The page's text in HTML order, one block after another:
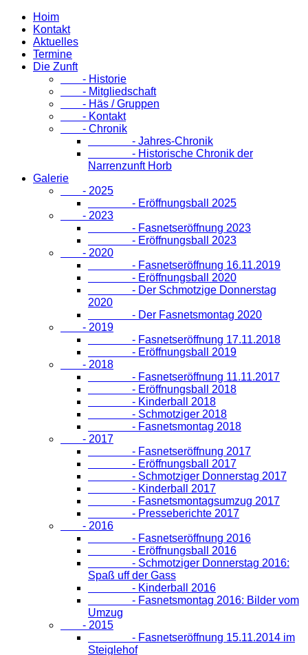
Hoim
Kontakt
Aktuelles
Termine
Die Zunft
- Historie
- Mitgliedschaft
- Häs / Gruppen
- Kontakt
- Chronik
- Jahres-Chronik
- Historische Chronik der
Narrenzunft Horb
Galerie
- 2025
- Eröffnungsball 2025
- 2023
- Fasnetseröffnung 2023
- Eröffnungsball 2023
- 2020
- Fasnetseröffnung 16.11.2019
- Eröffnungsball 2020
- Der Schmotzige Donnerstag
2020
- Der Fasnetsmontag 2020
- 2019
- Fasnetseröffnung 17.11.2018
- Eröffnungsball 2019
- 2018
- Fasnetseröffnung 11.11.2017
- Eröffnungsball 2018
- Kinderball 2018
- Schmotziger 2018
- Fasnetsmontag 2018
- 2017
- Fasnetseröffnung 2017
- Eröffnungsball 2017
- Schmotziger Donnerstag 2017
- Kinderball 2017
- Fasnetsmontagsumzug 2017
- Presseberichte 2017
- 2016
- Fasnetseröffnung 2016
- Eröffnungsball 2016
- Schmotziger Donnerstag 2016:
Spaß uff der Gass
- Kinderball 2016
- Fasnetsmontag 2016: Bilder vom
Umzug
- 2015
- Fasnetseröffnung 15.11.2014 im
Steiglehof